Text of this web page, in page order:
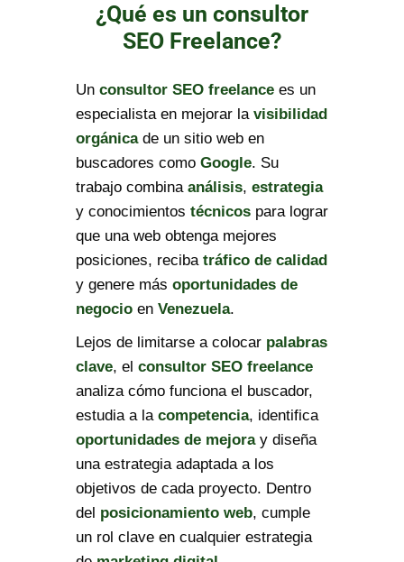
¿Qué es un consultor
SEO Freelance?
Un consultor SEO freelance es un
especialista en mejorar la visibilidad
orgánicade un sitio web en
buscadores como Google. Su
trabajo combina análisis, estrategia
y conocimientos técnicos para lograr
que una web obtenga mejores
posiciones, reciba tráfico de calidad
y genere más oportunidades de
negocio en Venezuela.
Lejos de limitarse a colocar palabras
clave, el consultor SEO freelance
analiza cómo funciona el buscador,
estudia a la competencia, identifica
oportunidades de mejoray diseña
una estrategia adaptada a los
objetivos de cada proyecto. Dentro
del posicionamiento web, cumple
un rol clave en cualquier estrategia